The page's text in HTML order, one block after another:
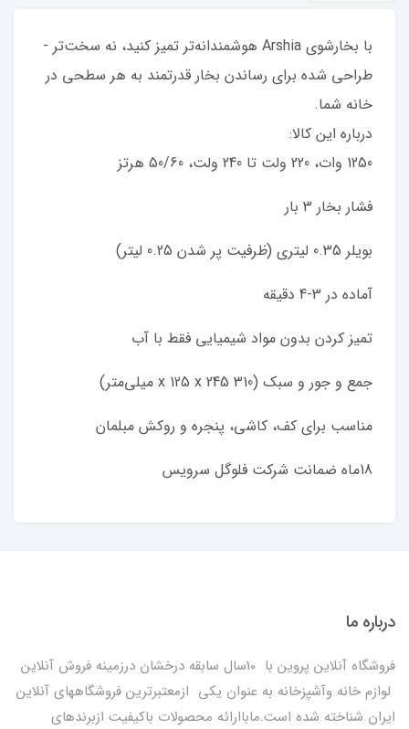
با بخارشوی Arshia هوشمندانه‌تر تمیز کنید، نه سخت‌تر -
طراحی شده برای رساندن بخار قدرتمند به هر سطحی در
خانه شما.
درباره این کالا:
1250 وات، 220 ولت تا 240 ولت، 50/60 هرتز
فشار بخار 3 بار
بویلر 0.35 لیتری (ظرفیت پر شدن 0.25 لیتر)
آماده در 3-4 دقیقه
تمیز کردن بدون مواد شیمیایی فقط با آب
جمع و جور و سبک (310 x 125 x 245 میلی‌متر)
مناسب برای کف، کاشی، پنجره و روکش مبلمان
18ماه ضمانت شرکت فلوگل سرویس
درباره ما
فروشگاه آنلاین پروین با 10سال سابقه درخشان درزمینه فروش آنلاین
لوازم خانه وآشپزخانه به عنوان یکی ازمعتبرترین فروشگاههای آنلاین
ایران شناخته شده است.ماباارائه محصولات باکیفیت ازبرندهای